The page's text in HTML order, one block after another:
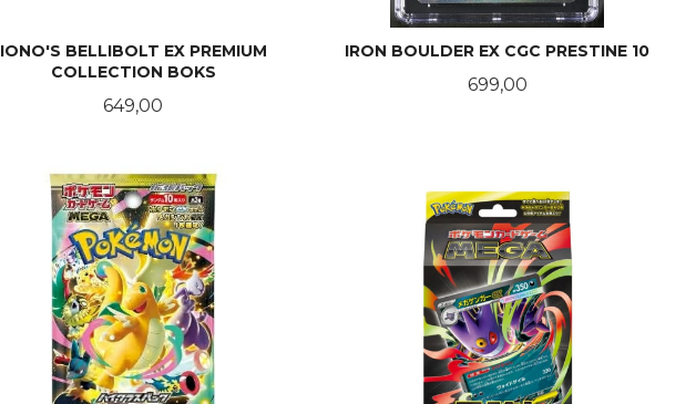
IONO'S BELLIBOLT EX PREMIUM
COLLECTION BOKS
Pris
649,00
IRON BOULDER EX CGC PRESTINE 10
Pris
699,00